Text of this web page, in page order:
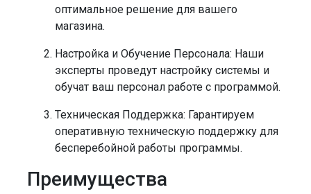
оптимальное решение для вашего
магазина.
Настройка и Обучение Персонала: Наши
эксперты проведут настройку системы и
обучат ваш персонал работе с программой.
Техническая Поддержка: Гарантируем
оперативную техническую поддержку для
бесперебойной работы программы.
Преимущества